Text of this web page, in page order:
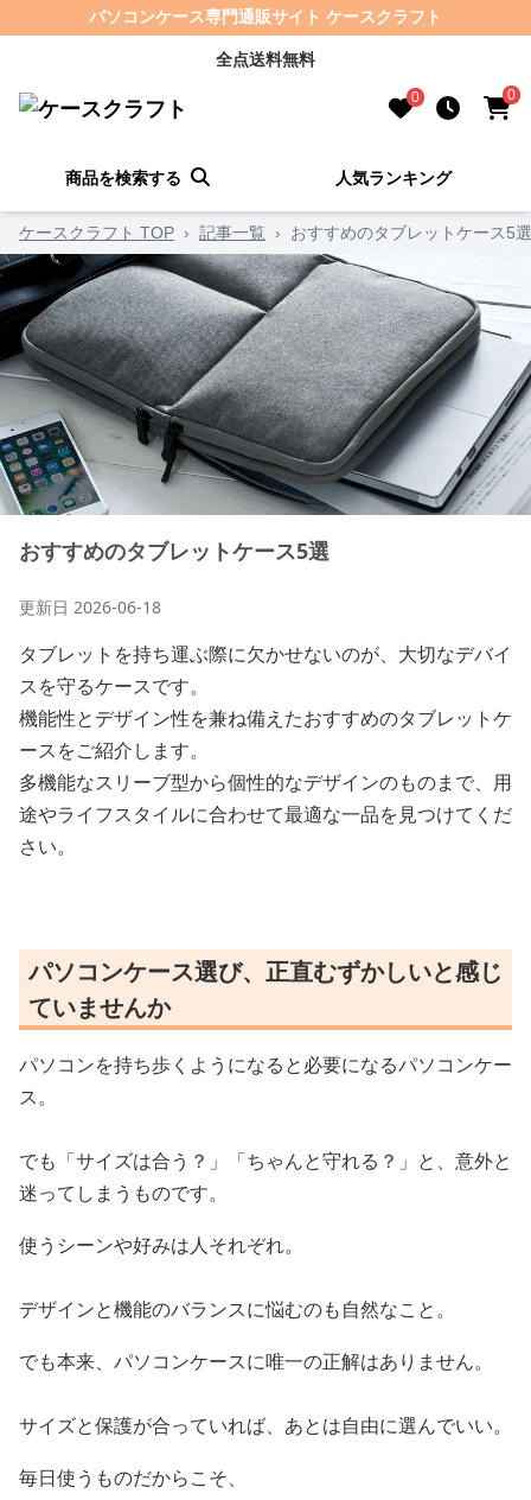
パソコンケース専門通販サイト ケースクラフト
全点送料無料
0 0
商品を検索する 人気ランキング
ケースクラフト TOP › 記事一覧 › おすすめのタブレットケース5選
おすすめのタブレットケース5選
更新日 2026-06-18
タブレットを持ち運ぶ際に欠かせないのが、大切なデバイ
スを守るケースです。
機能性とデザイン性を兼ね備えたおすすめのタブレットケ
ースをご紹介します。
多機能なスリーブ型から個性的なデザインのものまで、用
途やライフスタイルに合わせて最適な一品を見つけてくだ
さい。
パソコンケース選び、正直むずかしいと感じ
ていませんか
パソコンを持ち歩くようになると必要になるパソコンケー
ス。
でも「サイズは合う？」「ちゃんと守れる？」と、意外と
迷ってしまうものです。
使うシーンや好みは人それぞれ。
デザインと機能のバランスに悩むのも自然なこと。
でも本来、パソコンケースに唯一の正解はありません。
サイズと保護が合っていれば、あとは自由に選んでいい。
毎日使うものだからこそ、